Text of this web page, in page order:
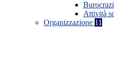
Attività
Organizzazione 11